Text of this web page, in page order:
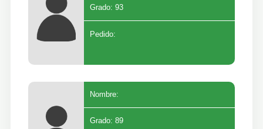
Grado: 93
Pedido:
Nombre:
Grado: 89